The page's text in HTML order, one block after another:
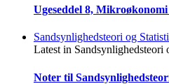
Ugeseddel 8,
Sandsynlighedsteori og
Latest in Sandsynlighedsteori
Noter til